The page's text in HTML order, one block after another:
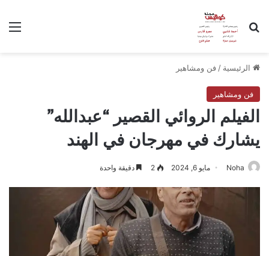
بحث عن
الرئيسية / فن ومشاهير
فن ومشاهير
الفيلم الروائي القصير “عبدالله”
يشارك في مهرجان في الهند
Noha مايو 6, 2024 2 دقيقة واحدة